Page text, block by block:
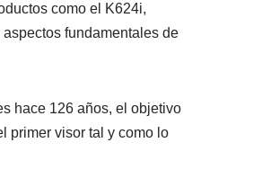
como el K624i,
fundamentales de
hace 126 años, el objetivo
primer visor tal y como lo